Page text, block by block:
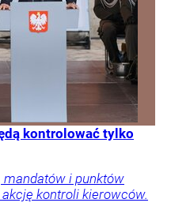
kontrolować tylko
mandatów i punktów
kontroli kierowców.